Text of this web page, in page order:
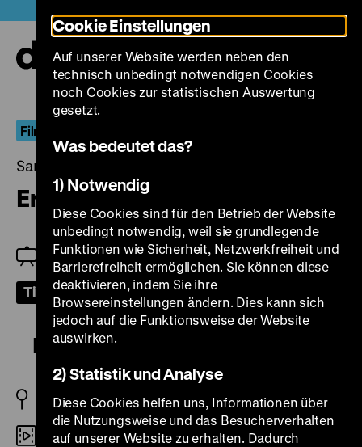
zum
Seiteninhalt
springen
Filmexil in den Niederlanden
Samstag, 05. Februar 2022, 19.00 Uhr
Ergens in Nederland
Rommy Albers
Tickets
Ergens in Nederland
NL 1940
DCP
Cookie Einstellungen
Auf unserer Website werden neben den
technisch unbedingt notwendigen Cookies
noch Cookies zur statistischen Auswertung
gesetzt.
Was bedeutet das?
1) Notwendig
Diese Cookies sind für den Betrieb der Website
unbedingt notwendig, weil sie grundlegende
Funktionen wie Sicherheit, Netzwerkfreiheit und
Barrierefreiheit ermöglichen. Sie können diese
deaktivieren, indem Sie ihre
Browsereinstellungen ändern. Dies kann sich
jedoch auf die Funktionsweise der Website
auswirken.
2) Statistik und Analyse
Diese Cookies helfen uns, Informationen über
die Nutzungsweise und das Besucherverhalten
auf unserer Website zu erhalten. Dadurch